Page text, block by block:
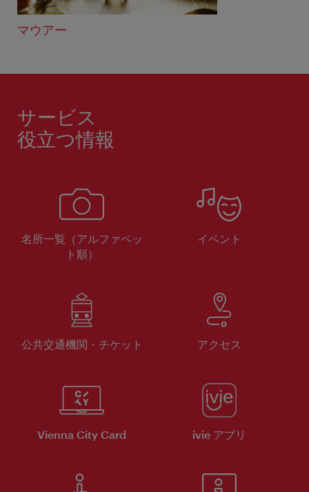
マウアー
サービス
役立つ情報
名所一覧（アルファベッ
ト順）
イベント
公共交通機関・チケット アクセス
Vienna City Card ivie アプリ